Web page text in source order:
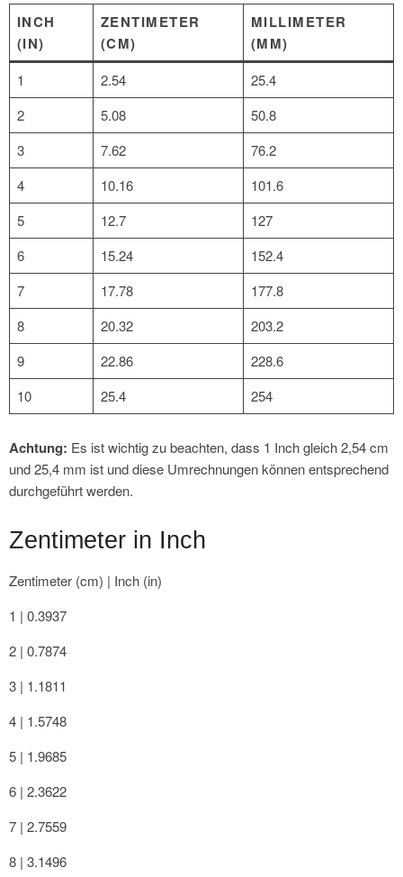
INCH
(IN)
ZENTIMETER
(CM)
MILLIMETER
(MM)
1 2.54
25.4
2
5.08
50.8
3
7.62
76.2
4
10.16
101.6
5
12.7
127
6
15.24
152.4
7
17.78
177.8
8
20.32
203.2
9
22.86
228.6
10
25.4 254
Achtung: Es ist wichtig zu beachten, dass 1 Inch gleich 2,54 cm
und 25,4 mm ist und diese Umrechnungen können entsprechend
durchgeführt werden.
Zentimeter in Inch
Zentimeter (cm) | Inch (in)
1 | 0.3937
2 | 0.7874
3 | 1.1811
4 | 1.5748
5 | 1.9685
6 | 2.3622
7 | 2.7559
8 | 3.1496